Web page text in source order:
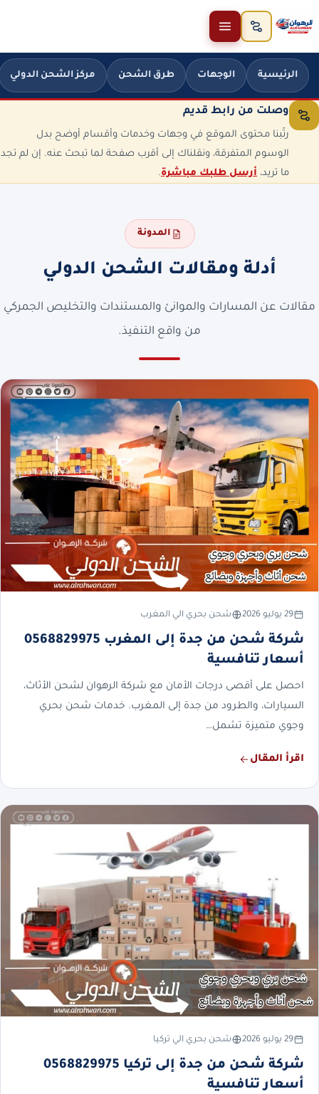
تخطَّ إلى المحتوى
الرئيسية الوجهات طرق الشحن مركز الشحن الدولي
وصلت من رابط قديم
رتّبنا محتوى الموقع في وجهات وخدمات وأقسام أوضح بدل
الوسوم المتفرقة، ونقلناك إلى أقرب صفحة لما تبحث عنه. إن لم تجد
ما تريد، أرسل طلبك مباشرة.
المدونة
أدلة ومقالات الشحن الدولي
مقالات عن المسارات والموانئ والمستندات والتخليص الجمركي
من واقع التنفيذ.
29 يوليو 2026 شحن بحري الي المغرب
شركة شحن من جدة إلى المغرب 0568829975
أسعار تنافسية
احصل على أقصى درجات الأمان مع شركة الرهوان لشحن الأثاث،
السيارات، والطرود من جدة إلى المغرب. خدمات شحن بحري
وجوي متميزة تشمل…
اقرأ المقال
29 يوليو 2026 شحن بحري الي تركيا
شركة شحن من جدة إلى تركيا 0568829975
أسعار تنافسية